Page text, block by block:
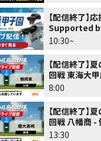
【配信終了】
Supported
10:30~
【配信終了】
回戦 東海大
8:00
【配信終了】
回戦 八幡商 -
13:30